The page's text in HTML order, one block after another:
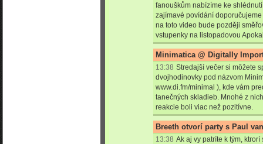
fanouškům nabízíme ke
zajímavé povídání
na toto video bude později
vstupenky na listopadovou
Minimatica @ Digitally
13:38 Stredajší večer si môžete
dvojhodinovky pod názvom
www.di.fm/minimal ), kde vám
tanečných skladieb. Mnohé z
reakcie boli viac než pozitívne.
Breeth otvorí party s Paul
13:38 Ak aj vy patríte k tým,